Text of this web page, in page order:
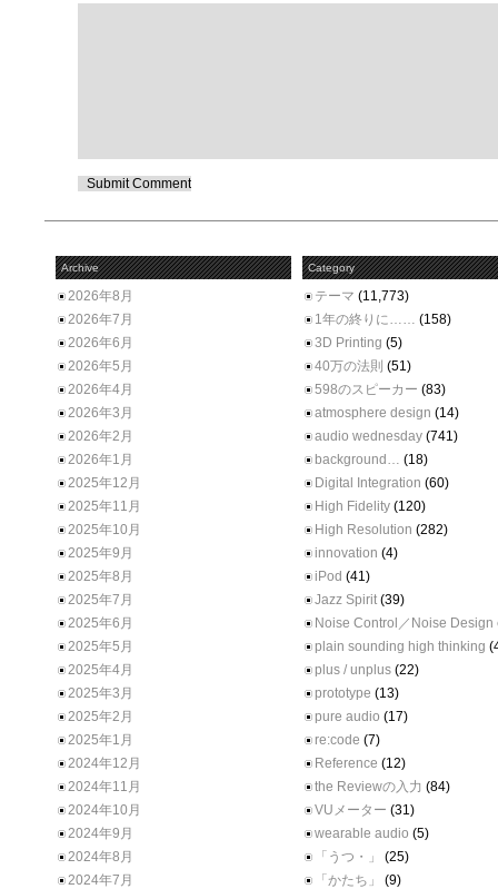
Archive
2026年8月
2026年7月
2026年6月
2026年5月
2026年4月
2026年3月
2026年2月
2026年1月
2025年12月
2025年11月
2025年10月
2025年9月
2025年8月
2025年7月
2025年6月
2025年5月
2025年4月
2025年3月
2025年2月
2025年1月
2024年12月
2024年11月
2024年10月
2024年9月
2024年8月
2024年7月
Category
テーマ (11,773)
1年の終りに…… (158)
3D Printing (5)
40万の法則 (51)
598のスピーカー (83)
atmosphere design (14)
audio wednesday (741)
background… (18)
Digital Integration (60)
High Fidelity (120)
High Resolution (282)
innovation (4)
iPod (41)
Jazz Spirit (39)
Noise Control／Noise Design
plain sounding high thinking
plus / unplus (22)
prototype (13)
pure audio (17)
re:code (7)
Reference (12)
the Reviewの入力 (84)
VUメーター (31)
wearable audio (5)
「うつ・」
(25)
「かたち」
(9)